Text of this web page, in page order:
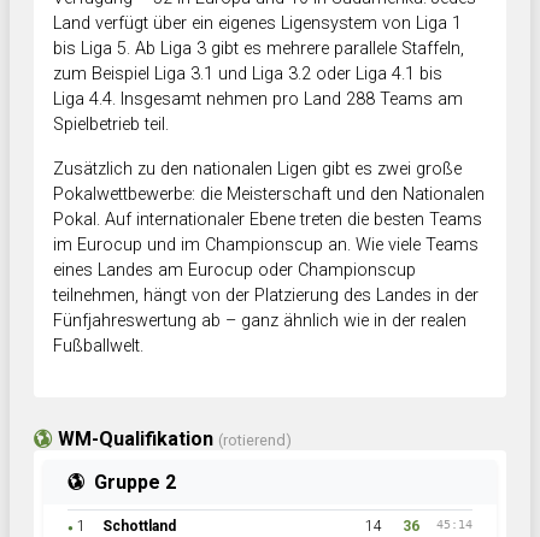
Land verfügt über ein eigenes Ligensystem von Liga 1
bis Liga 5. Ab Liga 3 gibt es mehrere parallele Staffeln,
zum Beispiel Liga 3.1 und Liga 3.2 oder Liga 4.1 bis
Liga 4.4. Insgesamt nehmen pro Land 288 Teams am
Spielbetrieb teil.
Zusätzlich zu den nationalen Ligen gibt es zwei große
Pokalwettbewerbe: die Meisterschaft und den Nationalen
Pokal. Auf internationaler Ebene treten die besten Teams
im Eurocup und im Championscup an. Wie viele Teams
eines Landes am Eurocup oder Championscup
teilnehmen, hängt von der Platzierung des Landes in der
Fünfjahreswertung ab – ganz ähnlich wie in der realen
Fußballwelt.
WM-Qualifikation (rotierend)
Gruppe 2
● 1 Schottland 14 36 45:14